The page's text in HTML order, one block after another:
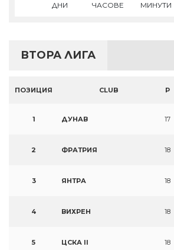
ДНИ ЧАСОВЕ МИНУТИ
ВТОРА ЛИГА
ПОЗИЦИЯ CLUB P
1 ДУНАВ 17
2 ФРАТРИЯ 18
3 ЯНТРА 18
4 ВИХРЕН 18
5 ЦСКА II 18